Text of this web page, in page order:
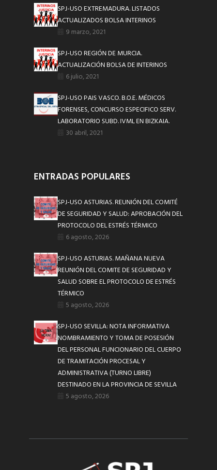
SPJ-USO EXTREMADURA. LISTADOS
ACTUALIZADOS BOLSA INTERINOS
9 marzo, 2021
SPJ-USO REGIÓN DE MURCIA.
ACTUALIZACIÓN BOLSA DE INTERINOS
6 julio, 2021
SPJ-USO PAIS VASCO. B.O.E. MÉDICOS
FORENSES, CONCURSO ESPECIFICO SERV.
LABORATORIO SUBD. IVML EN BIZKAIA.
30 abril, 2021
ENTRADAS POPULARES
SPJ-USO ASTURIAS. REUNIÓN DEL COMITÉ
DE SEGURIDAD Y SALUD: APROBACIÓN DEL
PROTOCOLO DEL ESTRÉS TÉRMICO
6 agosto, 2026
SPJ-USO ASTURIAS. MAÑANA NUEVA
REUNIÓN DEL COMITE DE SEGURIDAD Y
SALUD SOBRE EL PROTOCOLO DE ESTRÉS
TÉRMICO
5 agosto, 2026
SPJ-USO SEVILLA: NOTA INFORMATIVA
NOMBRAMIENTO Y TOMA DE POSESIÓN
DEL PERSONAL FUNCIONARIO DEL CUERPO
DE TRAMITACIÓN PROCESAL Y
ADMINISTRATIVA (TURNO LIBRE)
DESTINADO EN LA PROVINCIA DE SEVILLA
5 agosto, 2026